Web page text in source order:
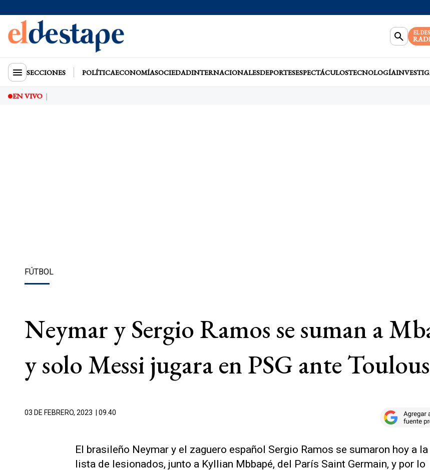
EL
SECCIONES POLÍTICAECONOMÍASOCIEDADINTERNACIONALESDEPORTESESPECTÁCULOSTECNOLOGÍA
EN VIVO
FÚTBOL
Neymar y Sergio Ramos se suman a
y solo Messi jugara en PSG ante
03 DE FEBRERO, 2023 | 09.40
El brasileño Neymar y el zaguero español Sergio Ramos se sumaron hoy a la
lista de lesionados, junto a Kyllian Mbbapé, del París Saint Germain, y por lo